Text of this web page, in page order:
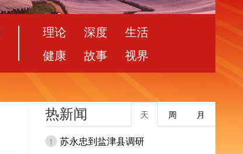
理论 深度
生活
健康
故事 视界
热新闻 月
周
天
1 苏永忠到盐津县调研